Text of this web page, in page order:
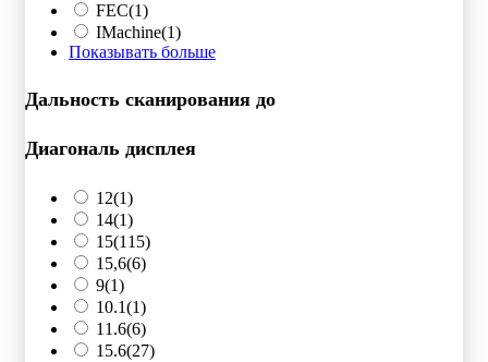
FEC(1)
IMachine(1)
Показывать больше
Дальность сканирования до
Диагональ дисплея
12(1)
14(1)
15(115)
15,6(6)
9(1)
10.1(1)
11.6(6)
15.6(27)